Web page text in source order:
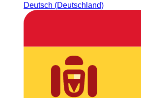
Deutsch (Deutschland)